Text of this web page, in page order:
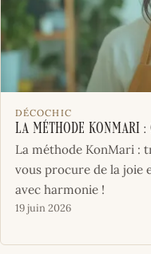
DÉCOCHIC
La méthode KonMari :
La méthode KonMari :
vous procure de la
avec harmonie !
19 juin 2026